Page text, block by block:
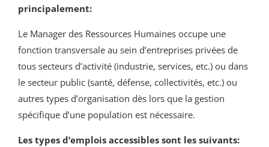
principalement:
Le Manager des Ressources Humaines occupe une
fonction transversale au sein d’entreprises privées de
tous secteurs d’activité (industrie, services, etc.) ou dans
le secteur public (santé, défense, collectivités, etc.) ou
autres types d’organisation dès lors que la gestion
spécifique d’une population est nécessaire.
Les types d’emplois accessibles sont les suivants: